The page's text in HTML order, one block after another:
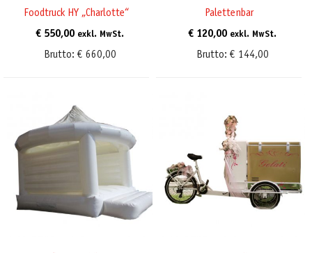
Foodtruck HY „Charlotte“
€ 550,00 exkl. MwSt.
Brutto: € 660,00
Palettenbar
€ 120,00 exkl. MwSt.
Brutto: € 144,00